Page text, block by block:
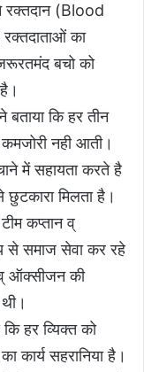
रक्तदान (Blood
का
बचो को
बताया कि हर तीन
नही आती।
में सहायता करते है
छुटकारा मिलता है।
कप्तान व्
से समाज सेवा कर रहे
ऑक्सीजन की
हर व्यिक्त को
कार्य सहरानिया है।